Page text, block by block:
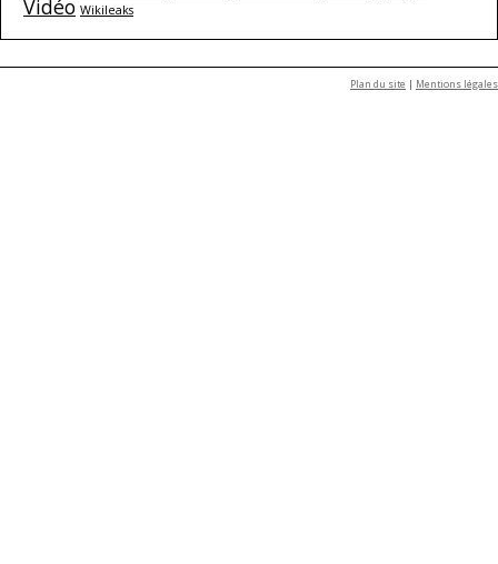
Vidéo Wikileaks
Plan du site | Mentions légales